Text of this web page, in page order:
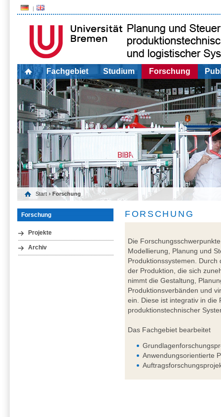
Fachgebiet Studium Forschung
Start › Forschung
Forschung
Projekte
Archiv
FORSCHUNG
Die
Modellierung, Planung und
Produktionssystemen. Durch
der Produktion, die sich
nimmt die Gestaltung,
Produktionsverbänden und
ein. Diese ist integrativ in die
produktionstechnischer
Das Fachgebiet bearbeitet
Anwendungsorientierte